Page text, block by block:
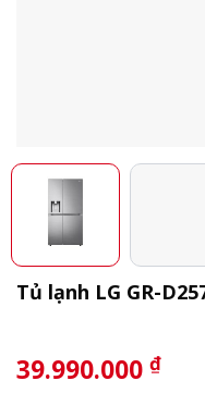
Tủ lạnh LG GR-
39.990.000 ₫